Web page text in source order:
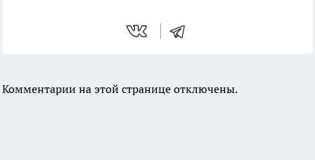
Комментарии на этой странице отключены.